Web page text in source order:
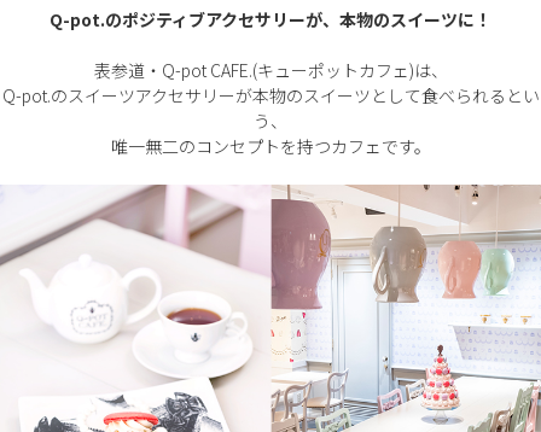
Q-pot.のポジティブアクセサリーが、本物のスイーツに！
表参道・Q-pot CAFE.(キューポットカフェ)は、
Q-pot.のスイーツアクセサリーが本物のスイーツとして食べられるとい
う、
唯一無二のコンセプトを持つカフェです。